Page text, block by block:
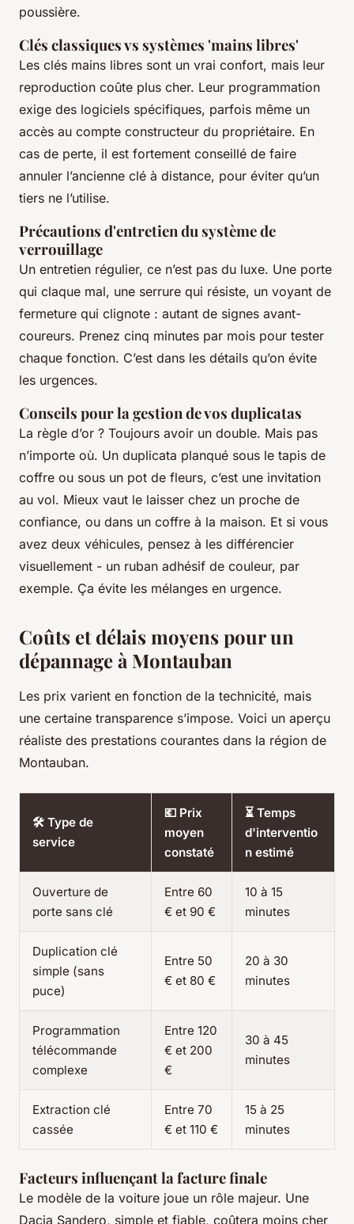
poussière.
Clés classiques vs systèmes 'mains libres'
Les clés mains libres sont un vrai confort, mais leur
reproduction coûte plus cher. Leur programmation
exige des logiciels spécifiques, parfois même un
accès au compte constructeur du propriétaire. En
cas de perte, il est fortement conseillé de faire
annuler l’ancienne clé à distance, pour éviter qu’un
tiers ne l’utilise.
Précautions d'entretien du système de
verrouillage
Un entretien régulier, ce n’est pas du luxe. Une porte
qui claque mal, une serrure qui résiste, un voyant de
fermeture qui clignote : autant de signes avant-
coureurs. Prenez cinq minutes par mois pour tester
chaque fonction. C’est dans les détails qu’on évite
les urgences.
Conseils pour la gestion de vos duplicatas
La règle d’or ? Toujours avoir un double. Mais pas
n’importe où. Un duplicata planqué sous le tapis de
coffre ou sous un pot de fleurs, c’est une invitation
au vol. Mieux vaut le laisser chez un proche de
confiance, ou dans un coffre à la maison. Et si vous
avez deux véhicules, pensez à les différencier
visuellement - un ruban adhésif de couleur, par
exemple. Ça évite les mélanges en urgence.
Coûts et délais moyens pour un
dépannage à Montauban
Les prix varient en fonction de la technicité, mais
une certaine transparence s’impose. Voici un aperçu
réaliste des prestations courantes dans la région de
Montauban.
🛠️ Type de
service
💶 Prix
moyen
constaté
⏳ Temps
d'interventio
n estimé
Ouverture de
porte sans clé
Entre 60
€ et 90 €
10 à 15
minutes
Duplication clé
simple (sans
puce)
Entre 50
€ et 80 €
20 à 30
minutes
Programmation
télécommande
complexe
Entre 120
€ et 200
€
30 à 45
minutes
Extraction clé
cassée
Entre 70
€ et 110 €
15 à 25
minutes
Facteurs influençant la facture finale
Le modèle de la voiture joue un rôle majeur. Une
Dacia Sandero, simple et fiable, coûtera moins cher